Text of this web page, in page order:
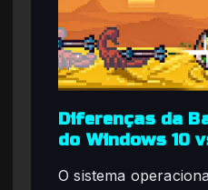
Diferenças da
do Windows 10
O sistema